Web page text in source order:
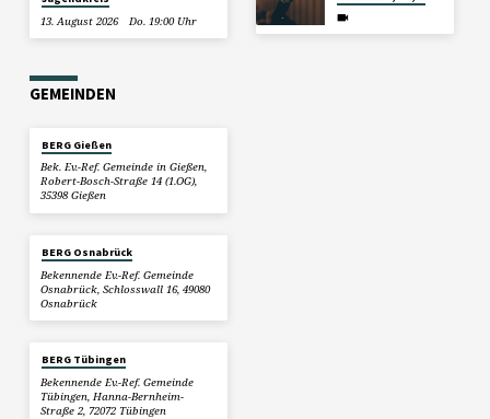
13. August 2026
Do. 19:00 Uhr
GEMEINDEN
BERG Gießen
Bek. Ev.-Ref. Gemeinde in Gießen,
Robert-Bosch-Straße 14 (1.OG),
35398 Gießen
BERG Osnabrück
Bekennende Ev.-Ref. Gemeinde
Osnabrück, Schlosswall 16, 49080
Osnabrück
BERG Tübingen
Bekennende Ev.-Ref. Gemeinde
Tübingen, Hanna-Bernheim-
Straße 2, 72072 Tübingen